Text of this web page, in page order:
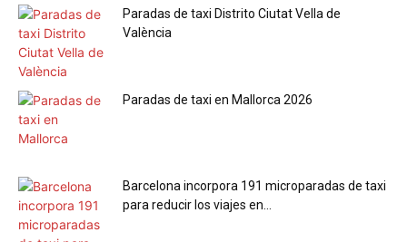
Paradas de taxi Distrito Ciutat Vella de
València
Paradas de taxi en Mallorca 2026
Barcelona incorpora 191 microparadas de taxi
para reducir los viajes en...